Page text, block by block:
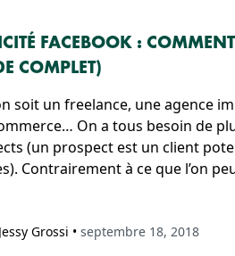
FACEBOOK :
COMPLET)
soit un freelance, une agence
On a tous besoin de
(un prospect est un client
Contrairement à ce que l’on
Jessy Grossi • septembre 18, 2018